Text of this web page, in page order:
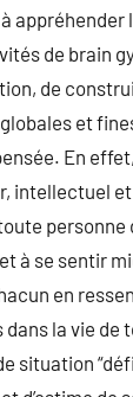
appréhender
de brain
de
et
En
intellectuel
personne
à se sentir
en
la vie de
situation